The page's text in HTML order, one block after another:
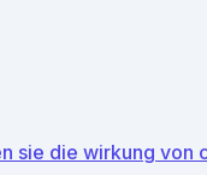
sie die wirkung von